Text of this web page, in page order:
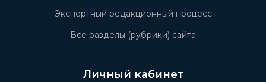
Экспертный редакционный процесс
Все разделы (рубрики) сайта
Личный кабинет